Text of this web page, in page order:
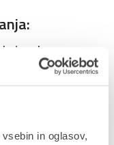
in oglasov,
/ osebo
v obliki:
ali preko
posnetka in